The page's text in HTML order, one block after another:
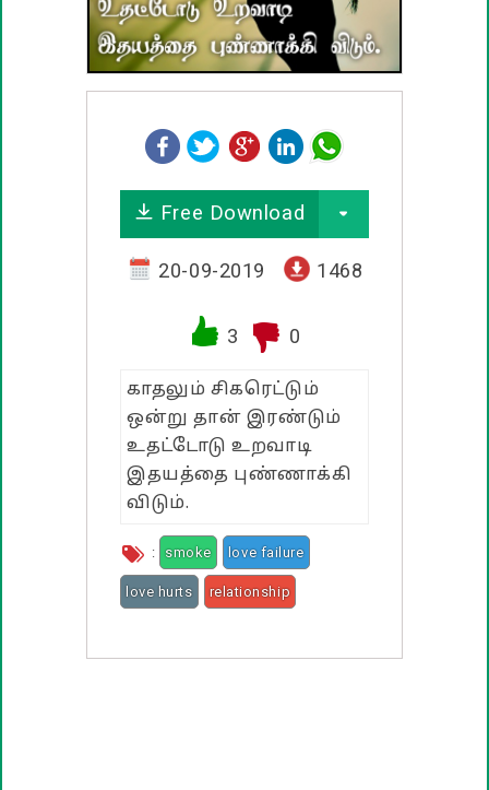
பொதுவான பொன்மொழிகள்
கடவுள் பொன்மொழிகள்
பண்டிகை வாழ்த்துக்கள்
Free Download
20-09-2019 1468
3 0
காதலும் சிகரெட்டும்
ஒன்று தான் இரண்டும்
உதட்டோடு உறவாடி
இதயத்தை புண்ணாக்கி
விடும்.
: smoke love failure
love hurts relationship